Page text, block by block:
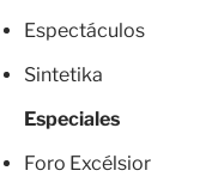
Espectáculos
Sintetika
Especiales
Foro Excélsior